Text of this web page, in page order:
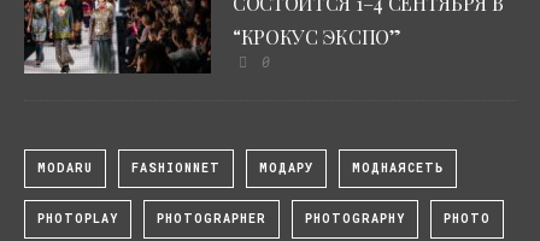
“КРОКУС ЭКСПО”
0
MODARU FASHIONNET МОДАРУ МОДНАЯСЕТЬ
PHOTOPLAY PHOTOGRAPHER PHOTOGRAPHY PHOTO